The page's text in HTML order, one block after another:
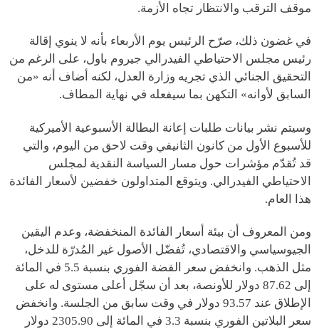
موقف الترقب والانتظار تجاه الأزمة.
في غضون ذلك، صرّح الرئيس يوم الأربعاء بأنه لا ينوي إقالة
رئيس مجلس الاحتياطي الفيدرالي جيروم باول، على الرغم من
التحقيق الجنائي الذي تجريه وزارة العدل، لكنه أضاف أنه «من
السابق لأوانه» التكهن بما سيفعله في نهاية المطاف.
وسيتم نشر بيانات طلبات إعانة البطالة الأسبوعية الأميركية
للأسبوع الأول من كانون الثانيفي وقت لاحق من اليوم، والتي
قد تُقدّم مؤشرات حول مسار السياسة النقدية لمجلس
الاحتياطي الفيدرالي. ويتوقع المتداولون خفضين لأسعار الفائدة
هذا العام.
ومن المعروف أن بيئة أسعار الفائدة المنخفضة، وعدم اليقين
الجيوسياسي والاقتصادي، تُفضّل الأصول غير المُدرّة للدخل،
مثل الذهب. وانخفض سعر الفضة الفوري بنسبة 5.5 في المائة
إلى 87.62 دولار للأونصة، بعد أن سجّل أعلى مستوى له على
الإطلاق عند 93.57 دولار في وقت سابق من الجلسة. وانخفض
سعر البلاتين الفوري بنسبة 3.3 في المائة إلى 2305.90 دولار